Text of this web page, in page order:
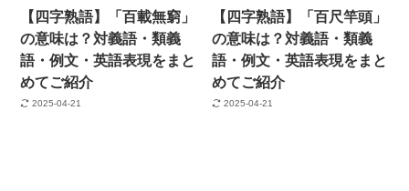
【四字熟語】「百載無窮」
の意味は？対義語・類義
語・例文・英語表現をまと
めてご紹介
2025-04-21
【四字熟語】「百尺竿頭」
の意味は？対義語・類義
語・例文・英語表現をまと
めてご紹介
2025-04-21